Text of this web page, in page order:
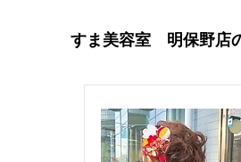
すま美容室 明保野店